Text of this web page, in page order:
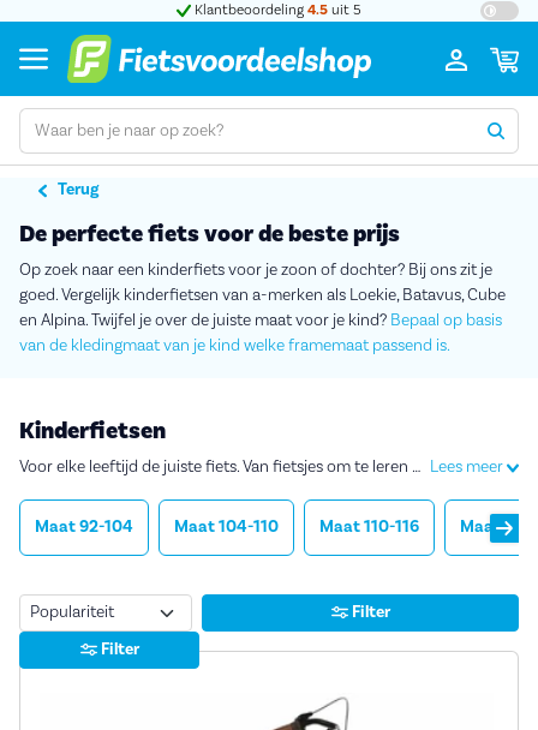
Klantbeoordeling 4.5 uit 5
Terug
De perfecte fiets voor de beste prijs
Op zoek naar een kinderfiets voor je zoon of dochter? Bij ons zit je
goed. Vergelijk kinderfietsen van a-merken als Loekie, Batavus, Cube
en Alpina. Twijfel je over de juiste maat voor je kind? Bepaal op basis
van de kledingmaat van je kind welke framemaat passend is.
Kinderfietsen
Lees meer
Voor elke leeftijd de juiste fiets. Van fietsjes om te leren fietsen, tot de eerste echte fiets waar ze zelf veilig mee naar school fietsen.
Maat 92-104 Maat 104-110 Maat 110-116 Maat 116-
Sorteren
Filter
Filter